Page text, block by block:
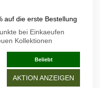
auf die erste Bestellung
bei Einkaeufen
Kollektionen
Beliebt
AKTION ANZEIGEN